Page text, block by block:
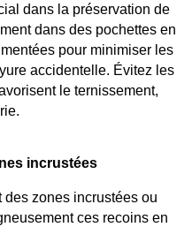
dans la préservation de
dans des pochettes en
pour minimiser les
accidentelle. Évitez les
le ternissement,
incrustées
des zones incrustées ou
ces recoins en